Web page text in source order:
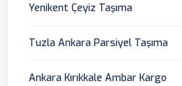
Yenikent Çeyiz Taşıma
Tuzla Ankara Parsiyel Taşıma
Ankara Kırıkkale Ambar Kargo